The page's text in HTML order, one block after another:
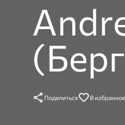
Поделиться В избранное